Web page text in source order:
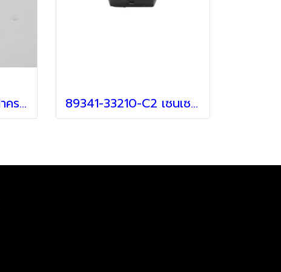
89348-33100-C2 ฝาครอบเซ็นเซอร์ สำหรับ Lexus 89341-33210-C2 เซนเซอร์ สำหรับ Lexus